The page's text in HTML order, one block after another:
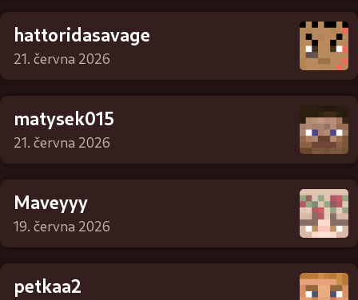
hattoridasavage
21. června 2026
matysek015
21. června 2026
Maveyyy
19. června 2026
petkaa2